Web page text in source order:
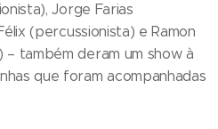
Jorge Farias
(percussionista) e Ramon
também deram um show à
que foram acompanhadas